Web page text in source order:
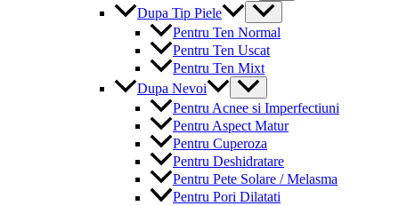
Dupa Tip Piele
Menu
Toggle
Pentru Ten Normal
Pentru Ten Uscat
Pentru Ten Mixt
Dupa Nevoi
Menu
Toggle
Pentru Acnee si Imperfectiuni
Pentru Aspect Matur
Pentru Cuperoza
Pentru Deshidratare
Pentru Pete Solare / Melasma
Pentru Pori Dilatati